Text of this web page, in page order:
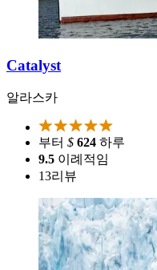
Catalyst
알라스카
부터 $ 624 하루
9.5 이례적임
13리뷰